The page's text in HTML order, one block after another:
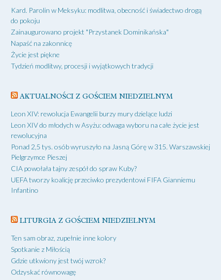
Kard. Parolin w Meksyku: modlitwa, obecność i świadectwo drogą
do pokoju
Zainaugurowano projekt "Przystanek Dominikańska"
Napaść na zakonnicę
Życie jest piękne
Tydzień modlitwy, procesji i wyjątkowych tradycji
AKTUALNOŚCI Z GOŚCIEM NIEDZIELNYM
Leon XIV: rewolucja Ewangelii burzy mury dzielące ludzi
Leon XIV do młodych w Asyżu: odwaga wyboru na całe życie jest
rewolucyjna
Ponad 2,5 tys. osób wyruszyło na Jasną Górę w 315. Warszawskiej
Pielgrzymce Pieszej
CIA powołała tajny zespół do spraw Kuby?
UEFA tworzy koalicję przeciwko prezydentowi FIFA Gianniemu
Infantino
LITURGIA Z GOŚCIEM NIEDZIELNYM
Ten sam obraz, zupełnie inne kolory
Spotkanie z Miłością
Gdzie utkwiony jest twój wzrok?
Odzyskać równowagę